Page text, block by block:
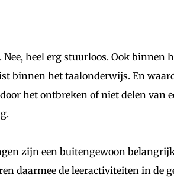
heel erg stuurloos. Ook binnen
binnen het taalonderwijs. En
het ontbreken of niet delen van
zijn een buitengewoon
daarmee de leeractiviteiten in